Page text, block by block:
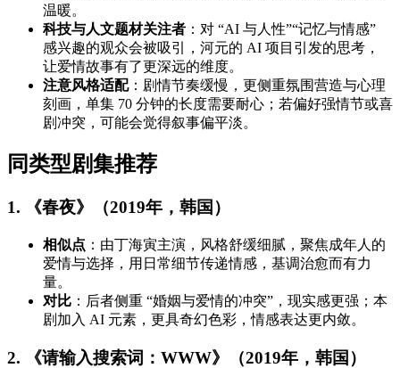
温暖。
科技与人文题材关注者 ：对 “AI 与人性”“记忆与情感”
感兴趣的观众会被吸引，河元的 AI 项目引发的思考，
让爱情故事有了更深远的维度。
注意风格适配：剧情节奏缓慢，更侧重氛围营造与心理
刻画，单集 70 分钟的长度需要耐心；若偏好强情节或喜
剧冲突，可能会觉得叙事偏平淡。
同类型剧集推荐
1. 《春夜》（2019年，韩国）
相似点 ：由丁海寅主演，风格舒缓细腻，聚焦成年人的
爱情与选择，用日常细节传递情感，基调治愈而有力
量。
对比 ：后者侧重 “婚姻与爱情的冲突”，现实感更强；本
剧加入 AI 元素，更具奇幻色彩，情感表达更内敛。
2. 《请输入搜索词：WWW》（2019年，韩国）